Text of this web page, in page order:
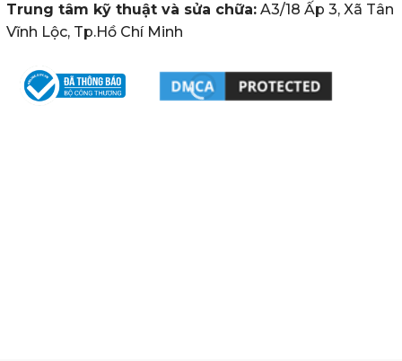
Trung tâm kỹ thuật và sửa chữa: A3/18 Ấp 3, Xã Tân
Vĩnh Lộc, Tp.Hồ Chí Minh